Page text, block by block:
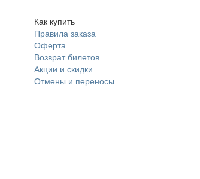
Как купить
Правила заказа
Оферта
Возврат билетов
Акции и скидки
Отмены и переносы